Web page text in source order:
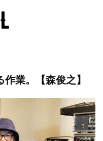
業。【森俊之】